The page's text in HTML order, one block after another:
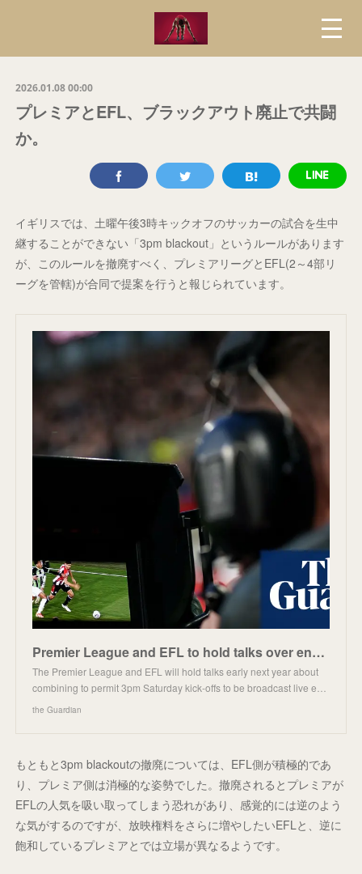
2026.01.08 00:00
プレミアとEFL、ブラックアウト廃止で共闘
か。
イギリスでは、土曜午後3時キックオフのサッカーの試合を生中
継することができない「3pm blackout」というルールがあります
が、このルールを撤廃すべく、プレミアリーグとEFL(2～4部リ
ーグを管轄)が合同で提案を行うと報じられています。
Premier League and EFL to hold talks over ending Saturday 3pm blackout
The Premier League and EFL will hold talks early next year about
combining to permit 3pm Saturday kick-offs to be broadcast live e…
the Guardian
もともと3pm blackoutの撤廃については、EFL側が積極的であ
り、プレミア側は消極的な姿勢でした。撤廃されるとプレミアが
EFLの人気を吸い取ってしまう恐れがあり、感覚的には逆のよう
な気がするのですが、放映権料をさらに増やしたいEFLと、逆に
飽和しているプレミアとでは立場が異なるようです。